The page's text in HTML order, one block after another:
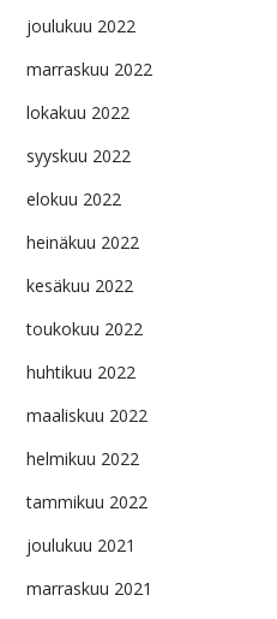
joulukuu 2022
marraskuu 2022
lokakuu 2022
syyskuu 2022
elokuu 2022
heinäkuu 2022
kesäkuu 2022
toukokuu 2022
huhtikuu 2022
maaliskuu 2022
helmikuu 2022
tammikuu 2022
joulukuu 2021
marraskuu 2021